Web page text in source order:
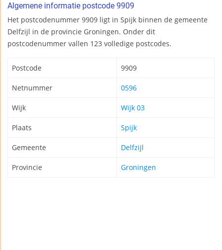
Algemene informatie postcode 9909
Het postcodenummer 9909 ligt in Spijk binnen de gemeente
Delfzijl in de provincie Groningen. Onder dit
postcodenummer vallen 123 volledige postcodes.
Postcode 9909
Netnummer 0596
Wijk Wijk 03
Plaats Spijk
Gemeente Delfzijl
Provincie Groningen